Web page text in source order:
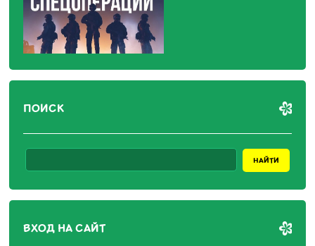
ПОИСК
ВХОД НА САЙТ